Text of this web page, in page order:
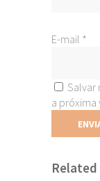
E-mail *
Salvar
a próxima